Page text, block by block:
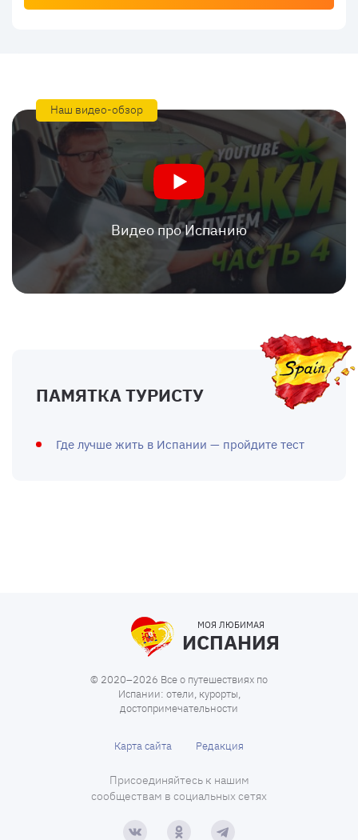
Наш видео-обзор
Видео про Испанию
ПАМЯТКА ТУРИСТУ
Где лучше жить в Испании — пройдите тест
МОЯ ЛЮБИМАЯ
ИСПАНИЯ
© 2020–2026 Все о путешествиях по
Испании: отели, курорты,
достопримечательности
Карта сайта Редакция
Присоединяйтесь к нашим
сообществам в социальных сетях